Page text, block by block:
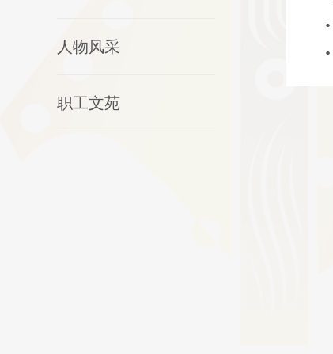
人物风采
职工文苑